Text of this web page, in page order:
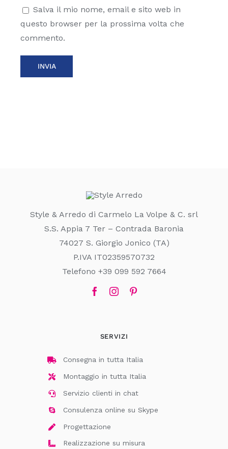
Salva il mio nome, email e sito web in
questo browser per la prossima volta che
commento.
Style & Arredo di Carmelo La Volpe & C. srl
S.S. Appia 7 Ter – Contrada Baronia
74027 S. Giorgio Jonico (TA)
P.IVA IT02359570732
Telefono +39 099 592 7664
SERVIZI
Consegna in tutta Italia
Montaggio in tutta Italia
Servizio clienti in chat
Consulenza online su Skype
Progettazione
Realizzazione su misura